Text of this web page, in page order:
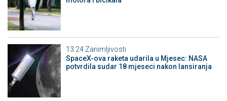
13:24 Zanimljivosti
SpaceX-ova raketa udarila u Mjesec: NASA
potvrdila sudar 18 mjeseci nakon lansiranja